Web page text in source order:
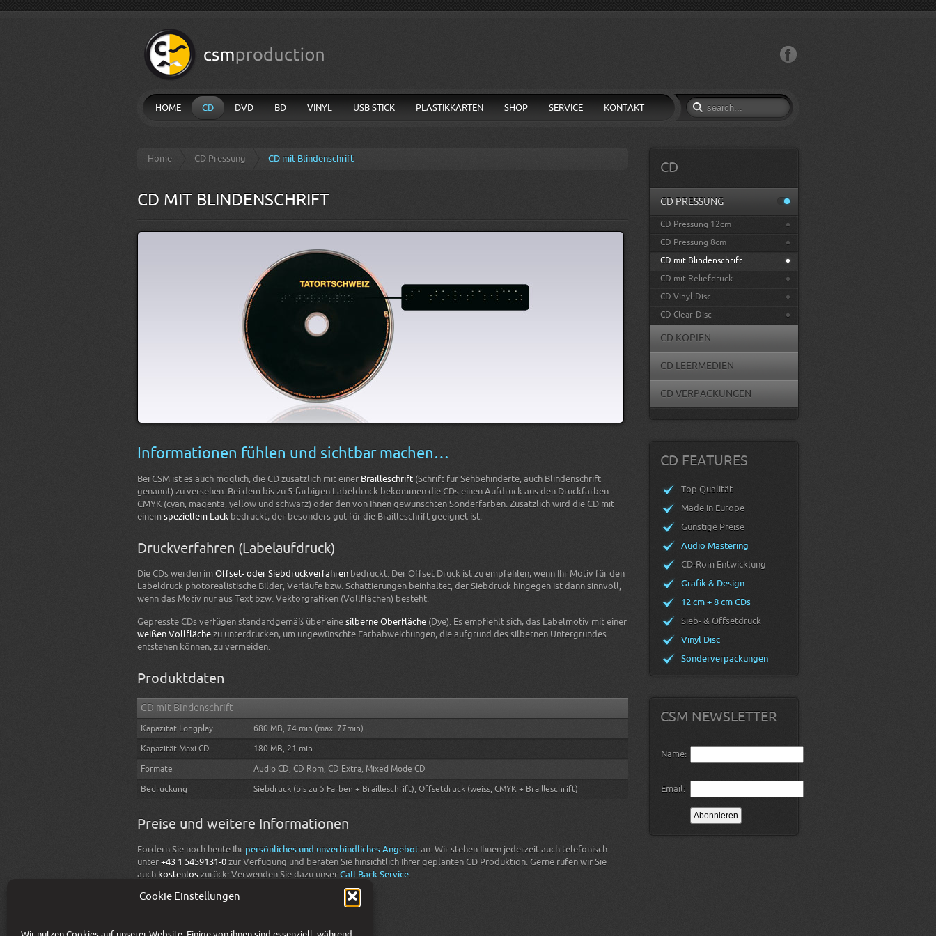
Cookie Einstellungen
HOME CD DVD BD VINYL USB STICK PLASTIKKARTEN SHOP SERVICE KONTAKT
Home CD Pressung CD mit Blindenschrift
CD MIT BLINDENSCHRIFT
Informationen fühlen und sichtbar machen…
Bei CSM ist es auch möglich, die CD zusätzlich mit einer Brailleschrift (Schrift für Sehbehinderte, auch Blindenschrift
genannt) zu versehen. Bei dem bis zu 5-farbigen Labeldruck bekommen die CDs einen Aufdruck aus den Druckfarben
CMYK (cyan, magenta, yellow und schwarz) oder den von Ihnen gewünschten Sonderfarben. Zusätzlich wird die CD mit
einem speziellem Lack bedruckt, der besonders gut für die Brailleschrift geeignet ist.
Druckverfahren (Labelaufdruck)
Die CDs werden im Offset- oder Siebdruckverfahren bedruckt. Der Offset Druck ist zu empfehlen, wenn Ihr Motiv für den
Labeldruck photorealistische Bilder, Verläufe bzw. Schattierungen beinhaltet, der Siebdruck hingegen ist dann sinnvoll,
wenn das Motiv nur aus Text bzw. Vektorgrafiken (Vollflächen) besteht.
Gepresste CDs verfügen standardgemäß über eine silberne Oberfläche (Dye). Es empfiehlt sich, das Labelmotiv mit einer
weißen Vollfläche zu unterdrucken, um ungewünschte Farbabweichungen, die aufgrund des silbernen Untergrundes
entstehen können, zu vermeiden.
Produktdaten
CD mit Bindenschrift
Kapazität Longplay 680 MB, 74 min (max. 77min)
Kapazität Maxi CD 180 MB, 21 min
Formate Audio CD, CD Rom, CD Extra, Mixed Mode CD
Bedruckung Siebdruck (bis zu 5 Farben + Brailleschrift), Offsetdruck (weiss, CMYK + Brailleschrift)
Preise und weitere Informationen
Fordern Sie noch heute Ihr persönliches und unverbindliches Angebot an. Wir stehen Ihnen jederzeit auch telefonisch
unter +43 1 5459131-0 zur Verfügung und beraten Sie hinsichtlich Ihrer geplanten CD Produktion. Gerne rufen wir Sie
auch kostenlos zurück: Verwenden Sie dazu unser Call Back Service
Angebot anfordern…
CD
CD PRESSUNG
CD Pressung 12cm
CD Pressung 8cm
CD mit Blindenschrift
CD mit Reliefdruck
CD Vinyl-Disc
CD Clear-Disc
CD KOPIEN
CD LEERMEDIEN
CD VERPACKUNGEN
CD FEATURES
Top Qualität
Made in Europe
Günstige Preise
Audio Mastering
CD-Rom Entwicklung
Grafik & Design
12 cm + 8 cm CDs
Sieb- & Offsetdruck
Vinyl Disc
Sonderverpackungen
CSM NEWSLETTER
Name:
Email: